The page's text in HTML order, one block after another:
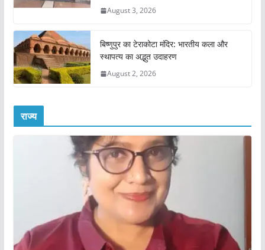
August 3, 2026
बिष्णुपुर का टेराकोटा मंदिर: भारतीय कला और
स्थापत्य का अद्भुत उदाहरण
August 2, 2026
राज्य